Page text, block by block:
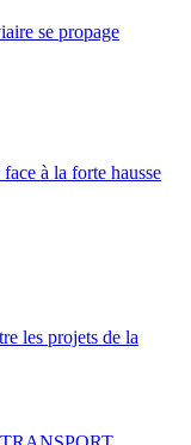
se propage
à la forte hausse
les projets de la